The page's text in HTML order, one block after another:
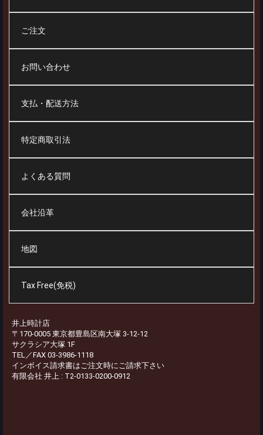
ご注文
お問い合わせ
支払・配送方法
特定商取引法
よくある質問
会社沿革
地図
Tax Free(免税)
井上時計店
〒170-0005 東京都豊島区南大塚 3-12-12
サクラシア大塚 1F
TEL／FAX 03-3986-1118
インボイス請求書はご注文時にご請求下さい
有限会社 井上 : T2-0133-0200-0912